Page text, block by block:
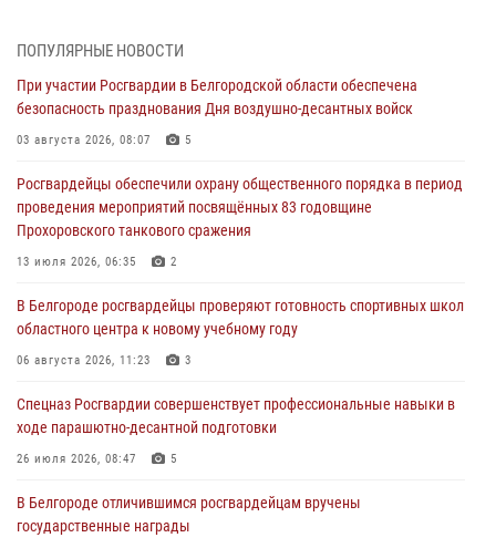
Подвиги героев‑росгвардейцев увековечили в новой музейной
экспозиции белгородского музея‑диорамы «Курская битва.
06 августа 2026, 12:05 3
В Белгороде росгвардейцы проверяют готовность спортивных школ
областного центра к новому учебному году
Росгвардия обеспечила общественную безопасность празднования
83-й годовщины освобождения г. Белгорода от немецко -
06 августа 2026, 06:54 3
Офицеры Росгвардии и ветераны войск правопорядка почтили
05 августа 2026, 17:12 2
ПОПУЛЯРНЫЕ НОВОСТИ
При участии Росгвардии в Белгородской области обеспечена
безопасность празднования Дня воздушно-десантных войск
03 августа 2026, 08:07 5
Росгвардейцы обеспечили охрану общественного порядка в период
проведения мероприятий посвящённых 83 годовщине
Прохоровского танкового сражения
13 июля 2026, 06:35 2
В Белгороде росгвардейцы проверяют готовность спортивных школ
областного центра к новому учебному году
06 августа 2026, 11:23 3
Спецназ Росгвардии совершенствует профессиональные навыки в
ходе парашютно-десантной подготовки
26 июля 2026, 08:47 5
В Белгороде отличившимся росгвардейцам вручены
государственные награды